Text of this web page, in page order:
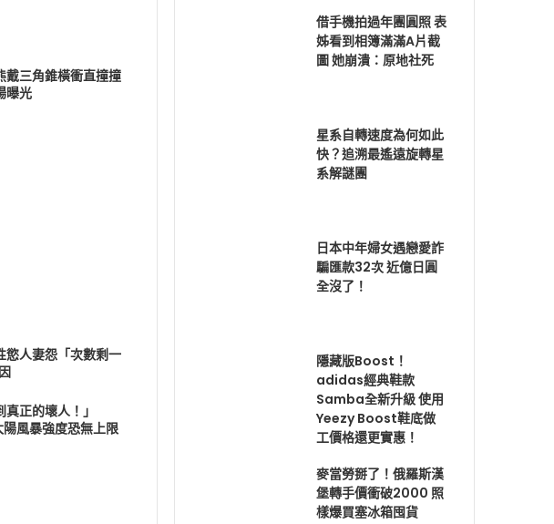
戴三角錐橫衝直撞撞
曝光
慾人妻怨「次數剩一
真正的壞人！」
風暴強度恐無上限
借手機拍過年團圓照 表
姊看到相簿滿滿A片截
圖 她崩潰：原地社死
星系自轉速度為何如此
快？追溯最遙遠旋轉星
系解謎團
日本中年婦女遇戀愛詐
騙匯款32次 近億日圓
全沒了！
隱藏版Boost！
adidas經典鞋款
Samba全新升級 使用
Yeezy Boost鞋底做
工價格還更實惠！
麥當勞掰了！俄羅斯漢
堡轉手價衝破2000 照
樣爆買塞冰箱囤貨